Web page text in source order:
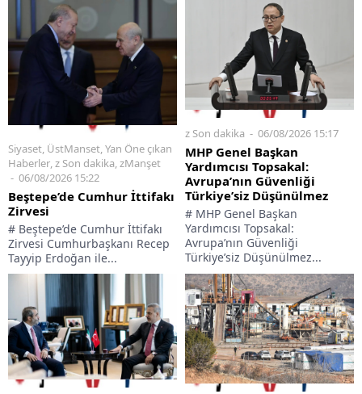
Siyaset, ÜstManset,Yan Öne çıkan
Haberler,z Son dakika,zManşet
06/08/2026 15:22
Beştepe’de Cumhur İttifakı
Zirvesi
# Beştepe’de Cumhur İttifakı
Zirvesi Cumhurbaşkanı Recep
Tayyip Erdoğan ile...
z Son dakika 06/08/2026 15:17
MHP Genel Başkan
Yardımcısı Topsakal:
Avrupa’nın Güvenliği
Türkiye’siz Düşünülmez
# MHP Genel Başkan
Yardımcısı Topsakal:
Avrupa’nın Güvenliği
Türkiye’siz Düşünülmez...